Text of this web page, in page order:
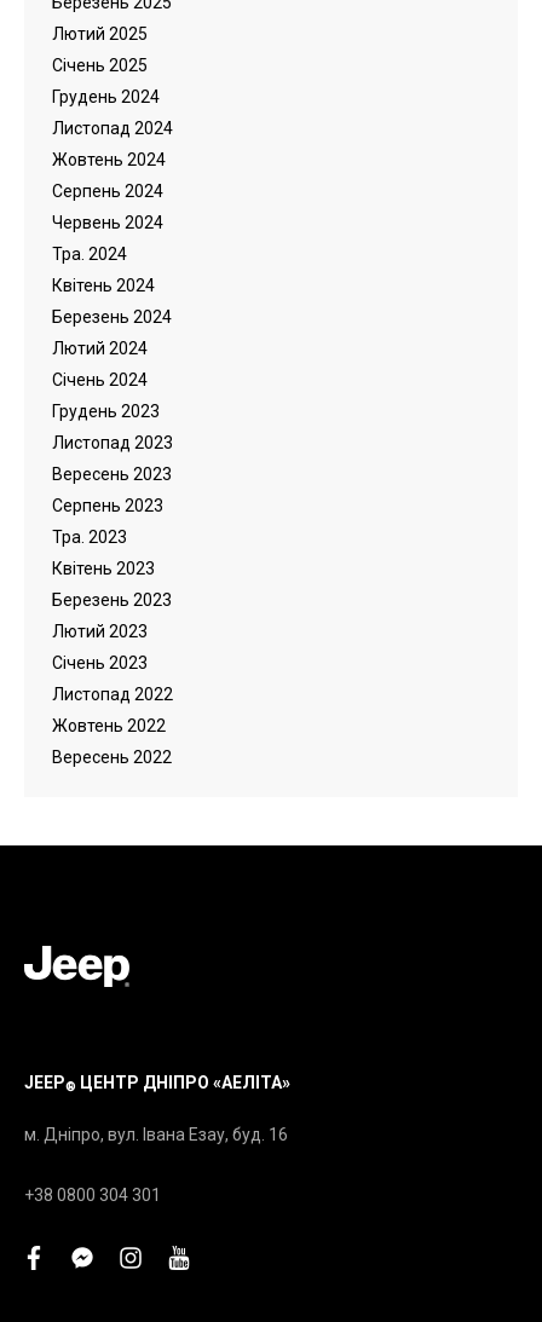
Лютий 2025
Cічень 2025
Грудень 2024
Листопад 2024
Жовтень 2024
Серпень 2024
Червень 2024
Тра. 2024
Квітень 2024
Березень 2024
Лютий 2024
Cічень 2024
Грудень 2023
Листопад 2023
Вересень 2023
Серпень 2023
Тра. 2023
Квітень 2023
Березень 2023
Лютий 2023
Cічень 2023
Листопад 2022
Жовтень 2022
Вересень 2022
JEEP® ЦЕНТР ДНІПРО «АЕЛІТА»
м. Дніпро, вул. Івана Езау, буд. 16
+38 0800 304 301
facebookfacebook-
instagram
youtube